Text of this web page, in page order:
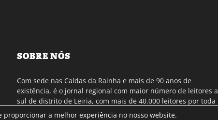
SOBRE NÓS
Com sede nas Caldas da Rainha e mais de 90 anos de
existência, é o jornal regional com maior número de leitores a
sul de distrito de Leiria, com mais de 40.000 leitores por toda
a região Oeste. Jornal com distribuição em Portugal
proporcionar a melhor experiência no nosso website.